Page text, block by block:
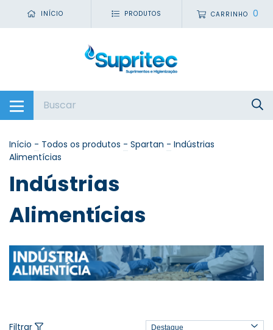
INÍCIO PRODUTOS CARRINHO 0
Início - Todos os produtos - Spartan - Indústrias
Alimentícias
Indústrias
Alimentícias
Filtrar